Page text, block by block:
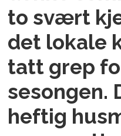
to svært
det lokale
tatt grep
sesongen.
heftig